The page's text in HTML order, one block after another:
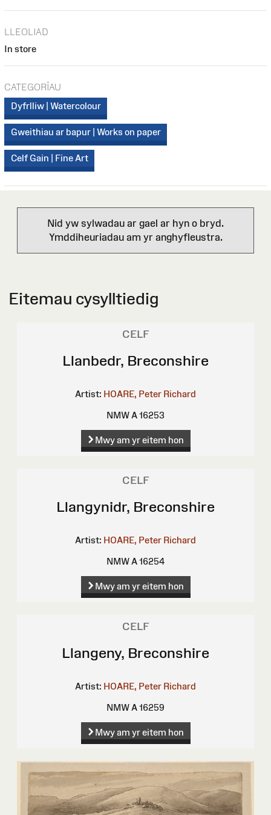
LLEOLIAD
In store
CATEGORÏAU
Dyfrlliw | Watercolour
Gweithiau ar bapur | Works on paper
Celf Gain | Fine Art
Nid yw sylwadau ar gael ar hyn o bryd.
Ymddiheuriadau am yr anghyfleustra.
Eitemau cysylltiedig
CELF
Llanbedr, Breconshire
Artist: HOARE, Peter Richard
NMW A 16253
Mwy am yr eitem hon
CELF
Llangynidr, Breconshire
Artist: HOARE, Peter Richard
NMW A 16254
Mwy am yr eitem hon
CELF
Llangeny, Breconshire
Artist: HOARE, Peter Richard
NMW A 16259
Mwy am yr eitem hon